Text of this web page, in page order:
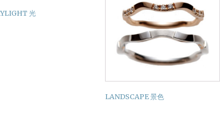
光
LANDSCAPE 景色